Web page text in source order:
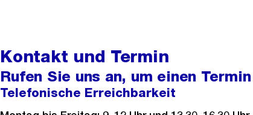
Kontakt und Termin
Rufen Sie uns an, um einen
Telefonische Erreichbarkeit